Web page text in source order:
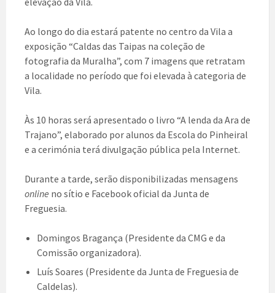
Ao longo do dia estará patente no centro da Vila a
exposição “Caldas das Taipas na coleção de
fotografia da Muralha”, com 7 imagens que retratam
a localidade no período que foi elevada à categoria de
Vila.
Às 10 horas será apresentado o livro “A lenda da Ara de
Trajano”, elaborado por alunos da Escola do Pinheiral
e a cerimónia terá divulgação pública pela Internet.
Durante a tarde, serão disponibilizadas mensagens
online no sítio e Facebook oficial da Junta de
Freguesia.
Domingos Bragança (Presidente da CMG e da
Comissão organizadora).
Luís Soares (Presidente da Junta de Freguesia de
Caldelas).